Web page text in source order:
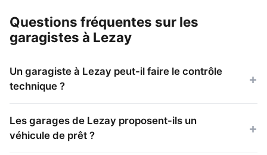
Questions fréquentes sur les
garagistes à Lezay
Un garagiste à Lezay peut-il faire le contrôle
technique ?
Les garages de Lezay proposent-ils un
véhicule de prêt ?